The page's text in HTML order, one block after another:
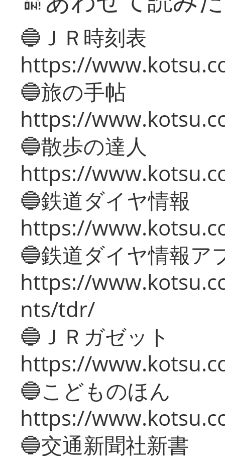
🔵ＪＲ時刻表
https://
🔵旅の手帖
https://
🔵散歩の達人
https://
🔵鉄道ダイヤ情報
https://
🔵鉄道ダイヤ情報ア
https://
nts/tdr/
🔵ＪＲガゼット
https://
🔵こどものほん
https://
🔵交通新聞社新書